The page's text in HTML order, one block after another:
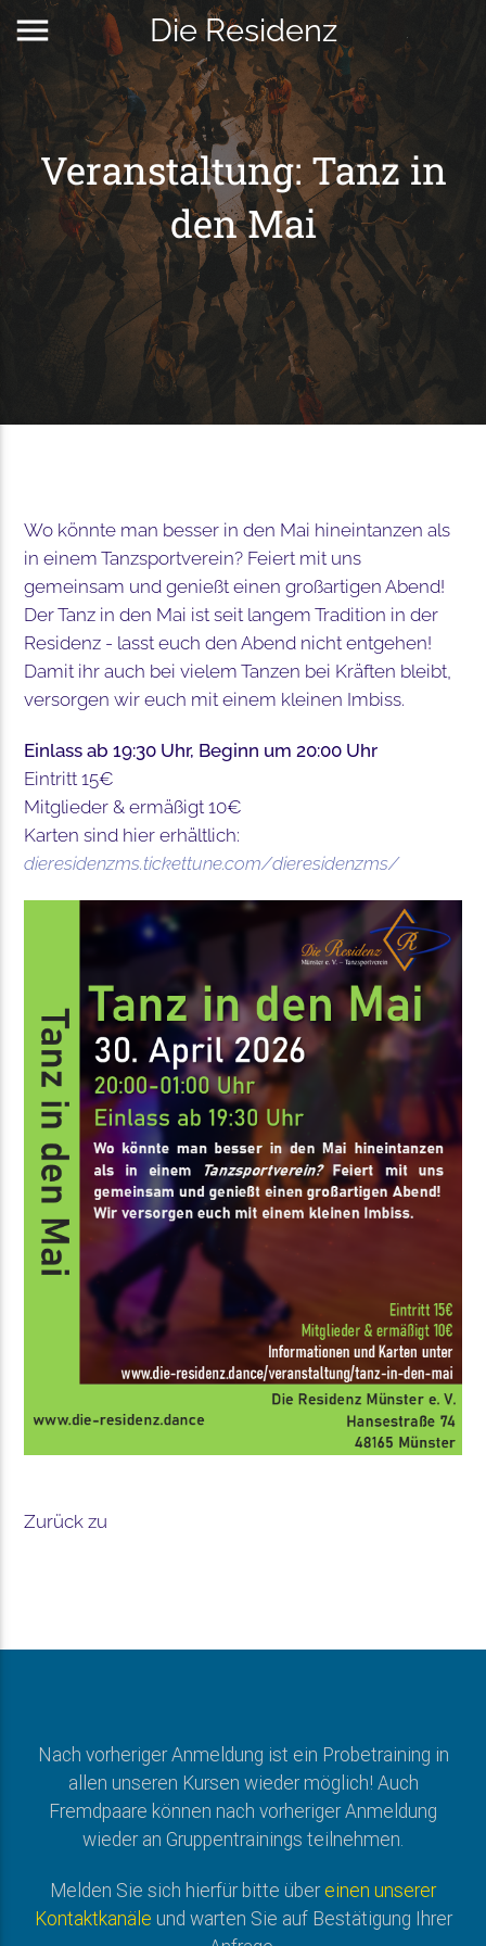
Die Residenz
menu
Veranstaltung: Tanz in
den Mai
Wo könnte man besser in den Mai hineintanzen als
in einem Tanzsportverein? Feiert mit uns
gemeinsam und genießt einen großartigen Abend!
Der Tanz in den Mai ist seit langem Tradition in der
Residenz - lasst euch den Abend nicht entgehen!
Damit ihr auch bei vielem Tanzen bei Kräften bleibt,
versorgen wir euch mit einem kleinen Imbiss.
Einlass ab 19:30 Uhr, Beginn um 20:00 Uhr
Eintritt 15€
Mitglieder & ermäßigt 10€
Karten sind hier erhältlich:
dieresidenzms.tickettune.com/dieresidenzms/
Zurück zu
Nach vorheriger Anmeldung ist ein Probetraining in
allen unseren Kursen wieder möglich! Auch
Fremdpaare können nach vorheriger Anmeldung
wieder an Gruppentrainings teilnehmen.
Melden Sie sich hierfür bitte übereinen unserer
Kontaktkanäle und warten Sie auf Bestätigung Ihrer